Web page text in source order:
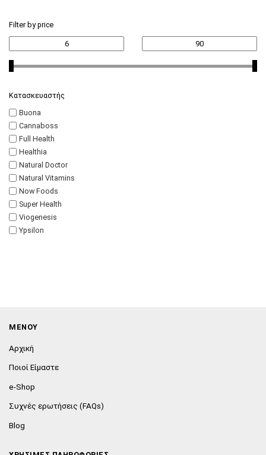
Filter by price
Κατασκευαστής
Buona
Cannaboss
Full Health
Healthia
Natural Doctor
Natural Vitamins
Now Foods
Super Health
Viogenesis
Ypsilon
ΜΕΝΟΥ
Αρχική
Ποιοί Είμαστε
e-Shop
Συχνές ερωτήσεις (FAQs)
Blog